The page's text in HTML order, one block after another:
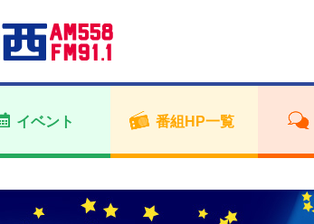
イベント 番組HP一覧